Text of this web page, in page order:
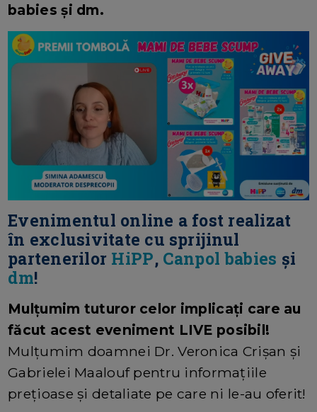
babies și dm.
Evenimentul online a fost realizat
în exclusivitate cu sprijinul
partenerilor HiPP, Canpol babies și
dm!
Mulțumim tuturor celor implicați care au
făcut acest eveniment LIVE posibil!
Mulțumim doamnei Dr. Veronica Crișan și
Gabrielei Maalouf pentru informațiile
prețioase și detaliate pe care ni le-au oferit!